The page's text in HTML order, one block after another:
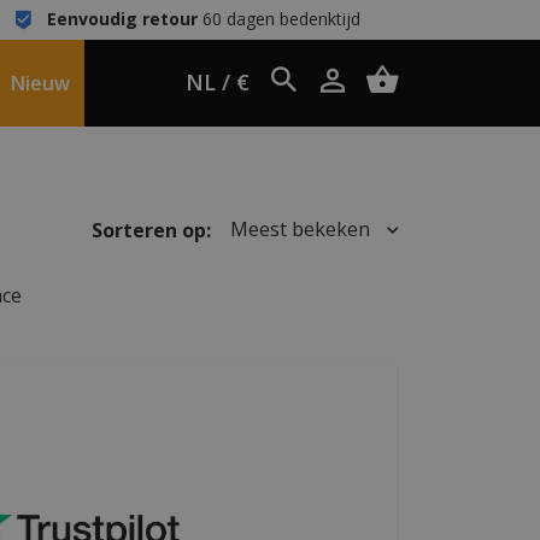
Eenvoudig retour60 dagen bedenktijd
Nieuw NL / €
Sorteren op: Meest bekeken